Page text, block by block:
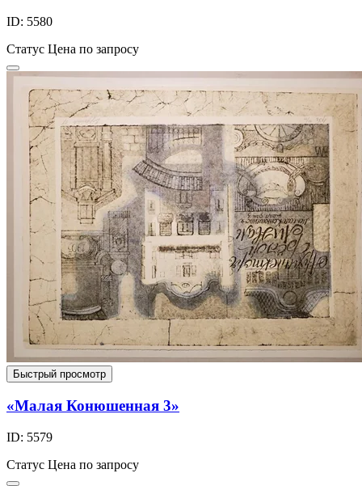
ID: 5580
Статус Цена по запросу
Быстрый просмотр
«Малая Конюшенная 3»
ID: 5579
Статус Цена по запросу